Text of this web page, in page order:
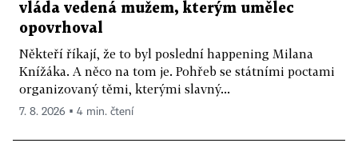
vláda vedená mužem, kterým umělec
opovrhoval
Někteří říkají, že to byl poslední happening Milana
Knížáka. A něco na tom je. Pohřeb se státními poctami
organizovaný těmi, kterými slavný...
7. 8. 2026 ▪ 4 min. čtení